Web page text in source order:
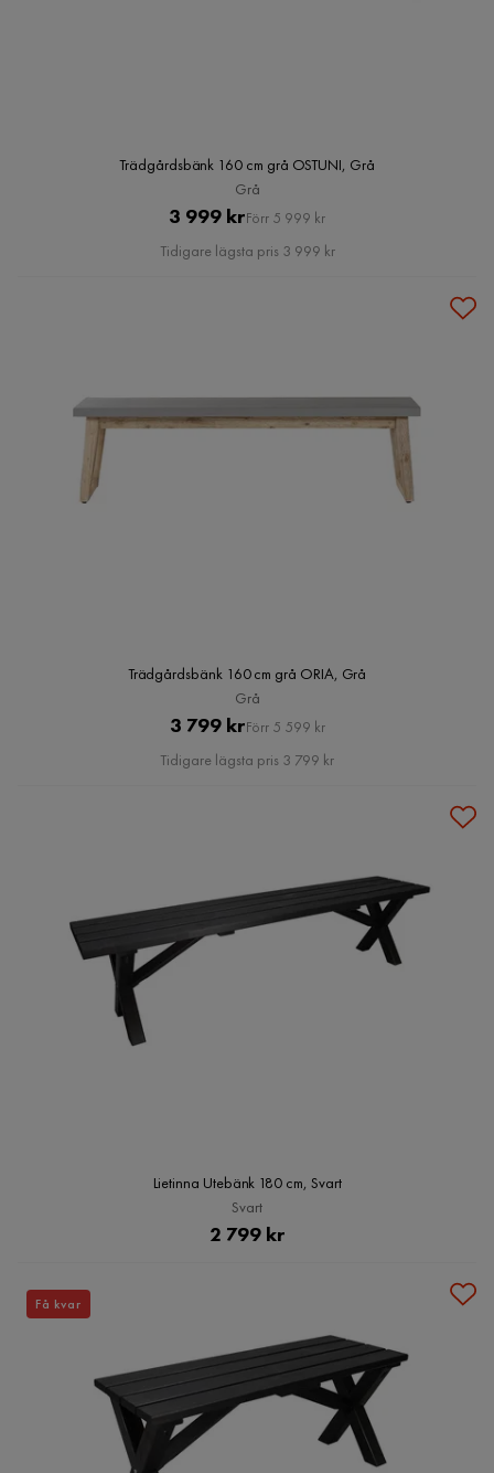
Trädgårdsbänk 160 cm grå OSTUNI, Grå
Grå
Pris
3 999 krOriginal
Pris
Förr 5 999 kr
Tidigare lägsta pris 3 999 kr
Trädgårdsbänk 160 cm grå ORIA, Grå
Grå
Pris
3 799 krOriginal
Pris
Förr 5 599 kr
Tidigare lägsta pris 3 799 kr
Lietinna Utebänk 180 cm, Svart
Svart
Pris
2 799 kr
Få kvar